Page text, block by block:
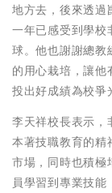
地方去，後來透過
一年已感受到學校
球。他也謝謝總教
的用心栽培，讓他
投出好成績為校爭
李天祥校長表示，
本著技職教育的精
市場，同時也積極
員學習到專業技